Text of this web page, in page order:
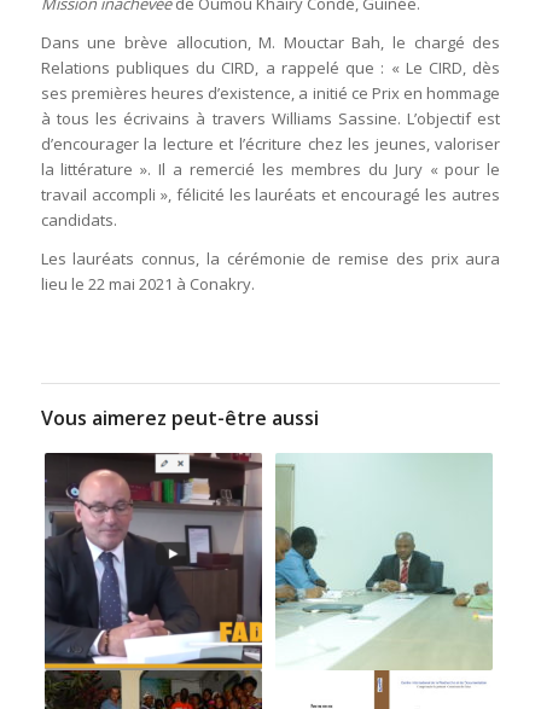
Dans une brève allocution, M. Mouctar Bah, le chargé des
Relations publiques du CIRD, a rappelé que : « Le CIRD, dès
ses premières heures d’existence, a initié ce Prix en hommage
à tous les écrivains à travers Williams Sassine. L’objectif est
d’encourager la lecture et l’écriture chez les jeunes, valoriser
la littérature ». Il a remercié les membres du Jury « pour le
travail accompli », félicité les lauréats et encouragé les autres
candidats.
Les lauréats connus, la cérémonie de remise des prix aura
lieu le 22 mai 2021 à Conakry.
Vous aimerez peut-être aussi